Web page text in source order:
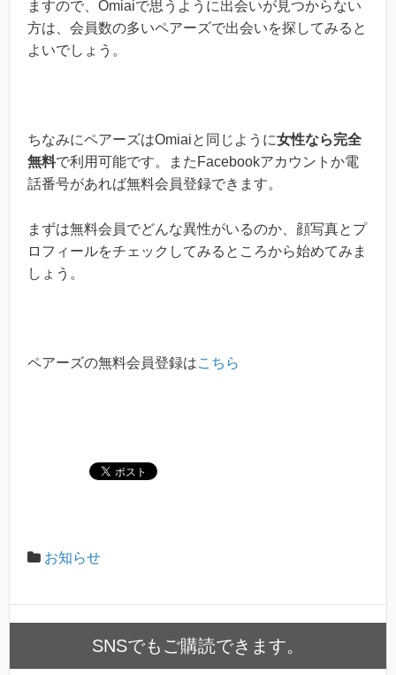
ますので、Omiaiで思うように出会いが見つからない
方は、会員数の多いペアーズで出会いを探してみると
よいでしょう。
ちなみにペアーズはOmiaiと同じように女性なら完全
無料で利用可能です。またFacebookアカウントか電
話番号があれば無料会員登録できます。
まずは無料会員でどんな異性がいるのか、顔写真とプ
ロフィールをチェックしてみるところから始めてみま
しょう。
ペアーズの無料会員登録はこちら
お知らせ
SNSでもご購読できます。